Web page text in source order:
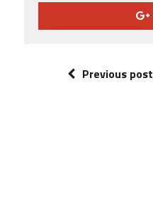
Previous post